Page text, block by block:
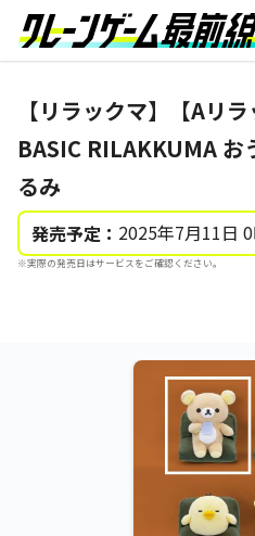
【リラックマ】【Aリ
BASIC RILAKKUMA お
るみ
発売予定： 2025年7月11日
※実際の発売日はサービスをご確認ください。